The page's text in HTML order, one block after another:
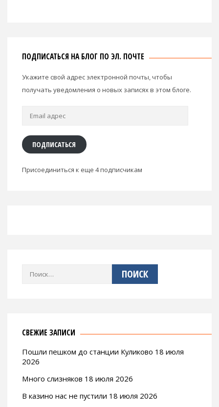
ПОДПИСАТЬСЯ НА БЛОГ ПО ЭЛ. ПОЧТЕ
Укажите свой адрес электронной почты, чтобы
получать уведомления о новых записях в этом блоге.
Email
ПОДПИСАТЬСЯ
Присоединиться к еще 4 подписчикам
Найти:
СВЕЖИЕ ЗАПИСИ
Пошли пешком до станции Куликово 18 июля
2026
Много слизняков 18 июля 2026
В казино нас не пустили 18 июля 2026